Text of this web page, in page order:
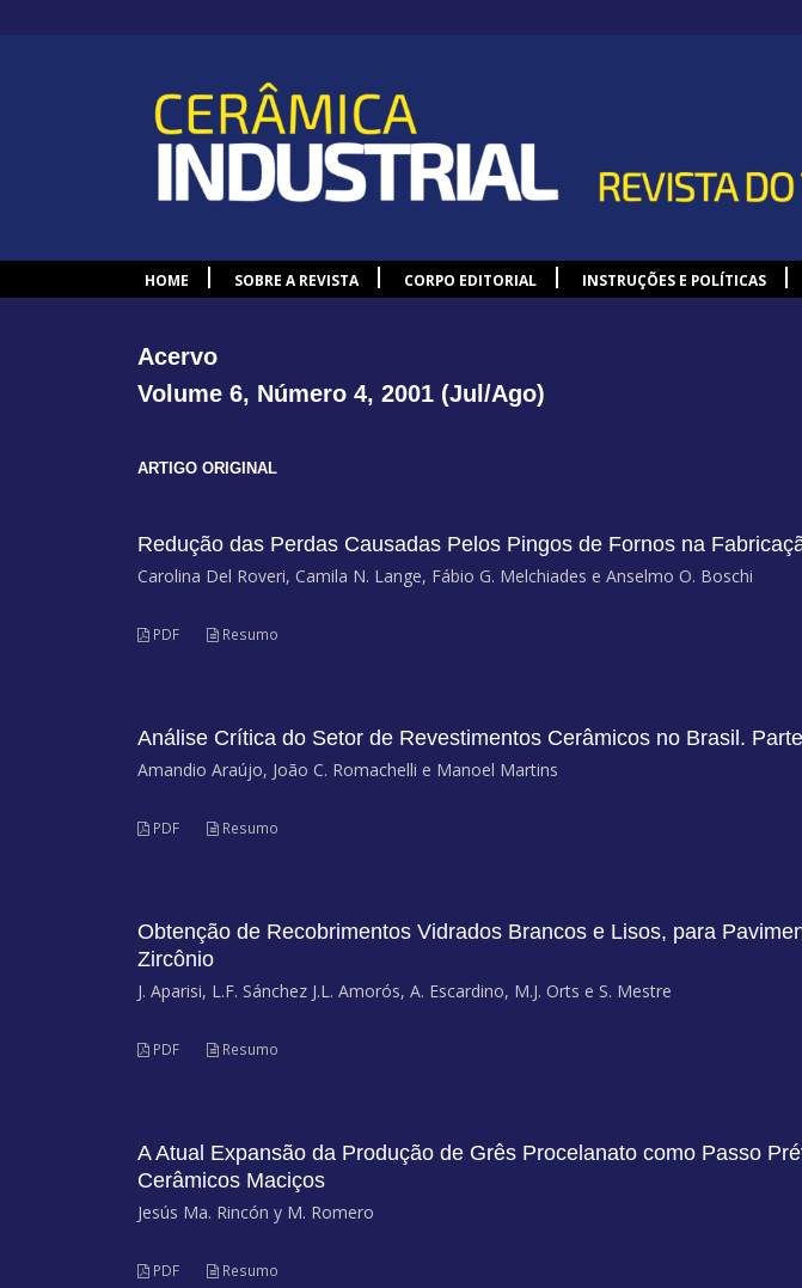
HOME SOBRE A REVISTA CORPO EDITORIAL INSTRUÇÕES E POLÍTICAS
Acervo
Volume 6, Número 4, 2001 (Jul/Ago)
ARTIGO ORIGINAL
Redução das Perdas Causadas Pelos Pingos de Fornos na
Carolina Del Roveri, Camila N. Lange, Fábio G. Melchiades e Anselmo O. Boschi
PDF Resumo
Análise Crítica do Setor de Revestimentos Cerâmicos no Brasil.
Amandio Araújo, João C. Romachelli e Manoel Martins
PDF Resumo
Obtenção de Recobrimentos Vidrados Brancos e Lisos, para
Zircônio
J. Aparisi, L.F. Sánchez J.L. Amorós, A. Escardino, M.J. Orts e S. Mestre
PDF Resumo
A Atual Expansão da Produção de Grês Procelanato como Passo
Cerâmicos Maciços
Jesús Ma. Rincón y M. Romero
PDF Resumo